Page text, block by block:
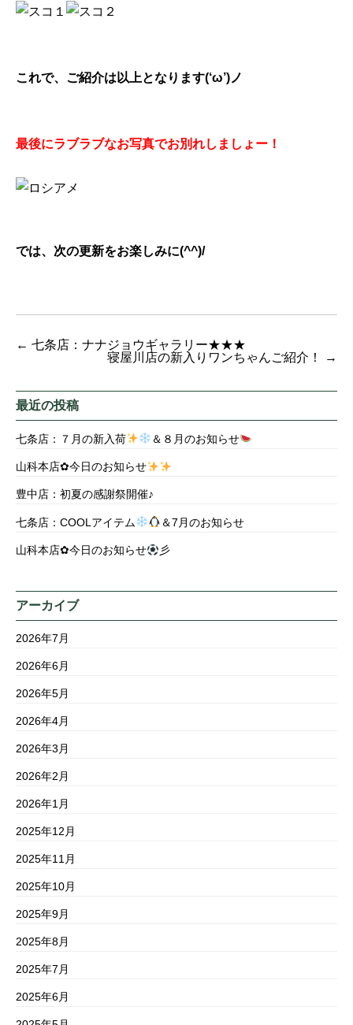
これで、ご紹介は以上となります(‘ω’)ノ
最後にラブラブなお写真でお別れしましょー！
では、次の更新をお楽しみに(^^)/
← 七条店：ナナジョウギャラリー★★★
寝屋川店の新入りワンちゃんご紹介！
→
最近の投稿
七条店：７月の新入荷 ＆８月のお知らせ
山科本店✿今日のお知らせ
豊中店：初夏の感謝祭開催♪
七条店：COOLアイテム ＆7月のお知らせ
山科本店✿今日のお知らせ 彡
アーカイブ
2026年7月
2026年6月
2026年5月
2026年4月
2026年3月
2026年2月
2026年1月
2025年12月
2025年11月
2025年10月
2025年9月
2025年8月
2025年7月
2025年6月